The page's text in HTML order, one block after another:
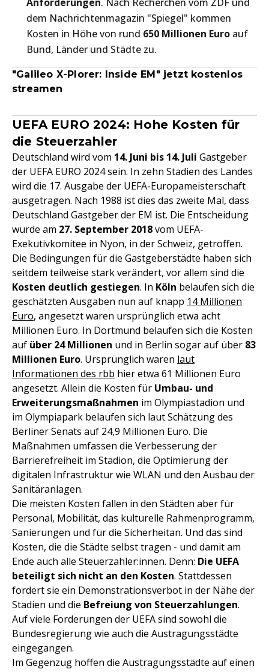
dem Nachrichtenmagazin "Spiegel" kommen
Kosten in Höhe von rund 650 Millionen Euro auf
Bund, Länder und Städte zu.
"Galileo X-Plorer: Inside EM" jetzt kostenlos
streamen
UEFA EURO 2024: Hohe Kosten für
die Steuerzahler
Deutschland wird vom 14. Juni bis 14. Juli Gastgeber
der UEFA EURO 2024 sein. In zehn Stadien des Landes
wird die 17. Ausgabe der UEFA-Europameisterschaft
ausgetragen. Nach 1988 ist dies das zweite Mal, dass
Deutschland Gastgeber der EM ist. Die Entscheidung
wurde am 27. September 2018vom UEFA-
Exekutivkomitee in Nyon, in der Schweiz, getroffen.
Die Bedingungen für die Gastgeberstädte haben sich
seitdem teilweise stark verändert, vor allem sind die
Kosten deutlich gestiegen. In Köln belaufen sich die
geschätzten Ausgaben nun auf knapp 14 Millionen
Euro, angesetzt waren ursprünglich etwa acht
Millionen Euro. In Dortmund belaufen sich die Kosten
auf über 24 Millionen und in Berlin sogar auf über 83
Millionen Euro. Ursprünglich waren laut
Informationen des rbb hier etwa 61 Millionen Euro
angesetzt. Allein die Kosten für Umbau- und
Erweiterungsmaßnahmen im Olympiastadion und
im Olympiapark belaufen sich laut Schätzung des
Berliner Senats auf 24,9 Millionen Euro. Die
Maßnahmen umfassen die Verbesserung der
Barrierefreiheit im Stadion, die Optimierung der
digitalen Infrastruktur wie WLAN und den Ausbau der
Sanitäranlagen.
Die meisten Kosten fallen in den Städten aber für
Personal, Mobilität, das kulturelle Rahmenprogramm,
Sanierungen und für die Sicherheitan. Und das sind
Kosten, die die Städte selbst tragen - und damit am
Ende auch alle Steuerzahler:innen. Denn: Die UEFA
beteiligt sich nicht an den Kosten. Stattdessen
fordert sie ein Demonstrationsverbot in der Nähe der
Stadien und die Befreiung von Steuerzahlungen.
Auf viele Forderungen der UEFA sind sowohl die
Bundesregierung wie auch die Austragungsstädte
eingegangen.
Im Gegenzug hoffen die Austragungsstädte auf einen